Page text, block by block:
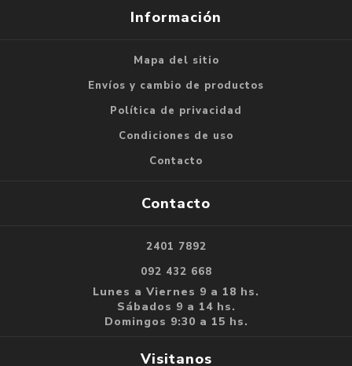
Información
Mapa del sitio
Envíos y cambio de productos
Política de privacidad
Condiciones de uso
Contacto
Contacto
2401 7892
092 432 668
Lunes a Viernes 9 a 18 hs.
Sábados 9 a 14 hs.
Domingos 9:30 a 15 hs.
Visitanos